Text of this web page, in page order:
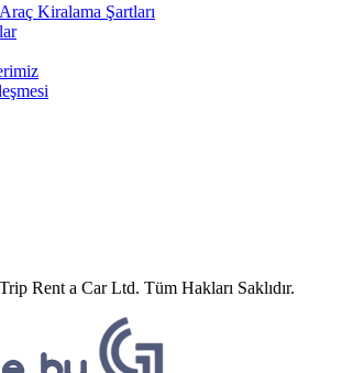
Kiralama Şartları
Rent a Car Ltd. Tüm Hakları Saklıdır.